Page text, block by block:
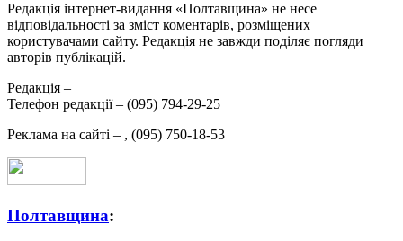
Редакція інтернет-видання «Полтавщина» не несе
відповідальності за зміст коментарів, розміщених
користувачами сайту. Редакція не завжди поділяє погляди
авторів публікацій.
Редакція –
Телефон редакції – (095) 794-29-25
Реклама на сайті – , (095) 750-18-53
Полтавщина: